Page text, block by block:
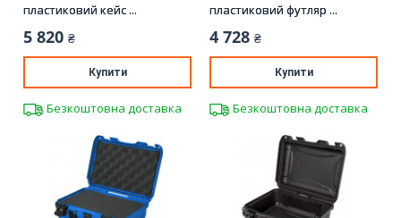
пластиковий кейс ...
5 820 ₴
Купити
Безкоштовна доставка
пластиковий футляр ...
4 728 ₴
Купити
Безкоштовна доставка